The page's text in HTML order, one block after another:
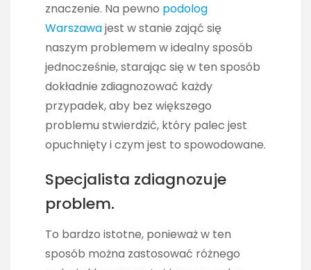
znaczenie. Na pewno podolog
Warszawajest w stanie zająć się
naszym problemem w idealny sposób
jednocześnie, starając się w ten sposób
dokładnie zdiagnozować każdy
przypadek, aby bez większego
problemu stwierdzić, który palec jest
opuchnięty i czym jest to spowodowane.
Specjalista zdiagnozuje
problem.
To bardzo istotne, ponieważ w ten
sposób można zastosować różnego